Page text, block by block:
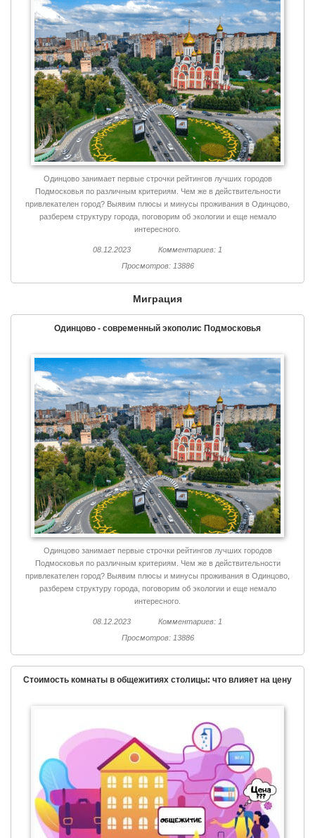
Одинцово занимает первые строчки рейтингов лучших городов
Подмосковья по различным критериям. Чем же в действительности
привлекателен город? Выявим плюсы и минусы проживания в Одинцово,
разберем структуру города, поговорим об экологии и еще немало
интересного.
08.12.2023
Комментариев: 1
Просмотров: 13886
Миграция
Одинцово - современный экополис Подмосковья
Одинцово занимает первые строчки рейтингов лучших городов
Подмосковья по различным критериям. Чем же в действительности
привлекателен город? Выявим плюсы и минусы проживания в Одинцово,
разберем структуру города, поговорим об экологии и еще немало
интересного.
08.12.2023
Комментариев: 1
Просмотров: 13886
Стоимость комнаты в общежитиях столицы: что влияет на цену